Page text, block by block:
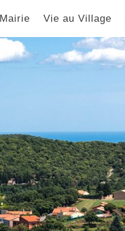
Mairie Vie au Village